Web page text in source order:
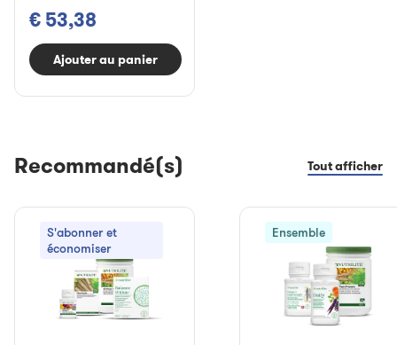
€ 53,38
Ajouter au panier
Recommandé(s) Tout afficher
S'abonner et
économiser
Ensemble